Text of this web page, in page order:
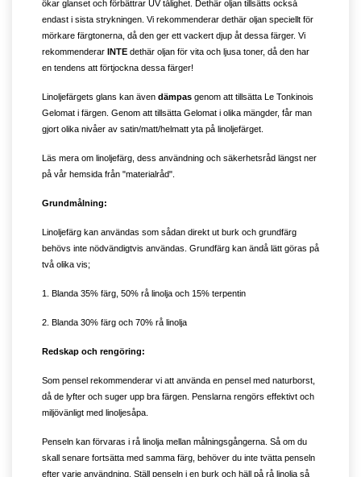
ökar glanset och förbättrar UV tålighet. Dethär oljan tillsätts också
endast i sista strykningen. Vi rekommenderar dethär oljan speciellt för
mörkare färgtonerna, då den ger ett vackert djup åt dessa färger. Vi
rekommenderar
INTE dethär oljan för vita och ljusa toner, då den har
en tendens att förtjockna dessa färger!
Linoljefärgets glans kan även dämpas genom att tillsätta Le Tonkinois
Gelomat i färgen. Genom att tillsätta Gelomat i olika mängder, får man
gjort olika nivåer av satin/matt/helmatt yta på linoljefärget.
Läs mera om linoljefärg, dess användning och säkerhetsråd längst ner
på vår hemsida från "materialråd".
Grundmålning:
Linoljefärg kan användas som sådan direkt ut burk och grundfärg
behövs inte nödvändigtvis användas. Grundfärg kan ändå lätt göras på
två olika vis;
1. Blanda 35% färg, 50% rå linolja och 15% terpentin
2. Blanda 30% färg och 70% rå linolja
Redskap och rengöring:
Som pensel rekommenderar vi att använda en pensel med naturborst,
då de lyfter och suger upp bra färgen. Penslarna rengörs effektivt och
miljövänligt med linoljesåpa.
Penseln kan förvaras i rå linolja mellan målningsgångerna. Så om du
skall senare fortsätta med samma färg, behöver du inte tvätta penseln
efter varje användning. Ställ penseln i en burk och häll på rå linolja så